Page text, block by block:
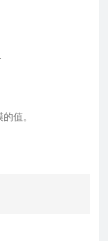
值。